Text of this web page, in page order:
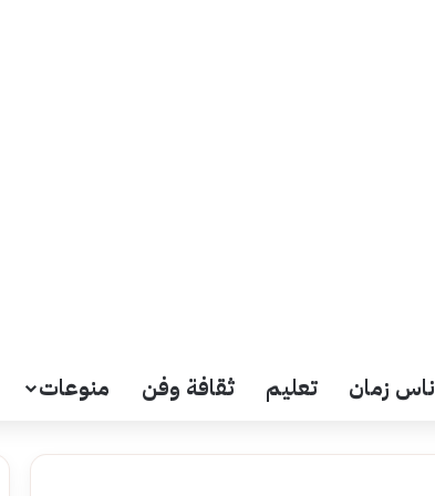
ناس زمان تعليم ثقافة وفن منوعات